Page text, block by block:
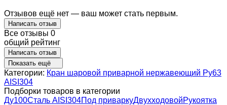
Отзывов ещё нет — ваш может стать первым.
Написать отзыв
Все отзывы 0
общий рейтинг
Написать отзыв
Показать ещё
Категории: Кран шаровой приварной нержавеющий Ру63
AISI304
Подборки товаров в категории
Ду100Сталь AISI304Под приваркуДвухходовойРукоятка